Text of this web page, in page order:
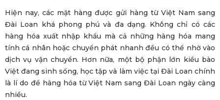
Hiện nay, các mặt hàng được gửi hàng từ Việt Nam sang
Đài Loan khá phong phú và đa dạng. Không chỉ có các
hàng hóa xuất nhập khẩu mà cả những hàng hóa mang
tính cá nhân hoặc chuyển phát nhanh đều có thể nhờ vào
dịch vụ vận chuyển. Hơn nữa, một bộ phận lớn kiều bào
Việt đang sinh sống, học tập và làm việc tại Đài Loan chính
là lí do để hàng hóa từ Việt Nam sang Đài Loan ngày càng
nhiều.